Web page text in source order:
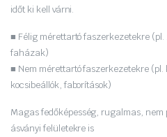
időt ki kell várni.
■ Félig mérettartó faszerkezetekre
faházak)
■ Nem mérettartó faszerkezetekre
kocsibeállók, faborítások)
Magas fedőképesség, rugalmas,
ásványi felületekre is